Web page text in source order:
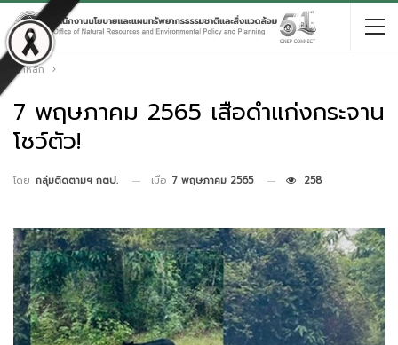
หน้าหลัก
7 พฤษภาคม 2565 เสือดำแก่งกระจาน
โชว์ตัว!
โดย กลุ่มติดตามฯ กตป. เมื่อ 7 พฤษภาคม 2565 258